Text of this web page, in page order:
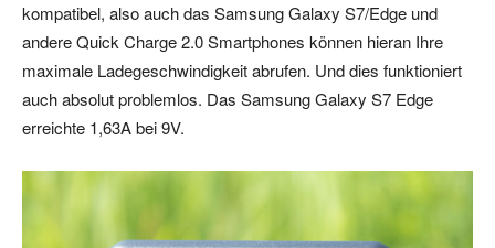
kompatibel, also auch das Samsung Galaxy S7/Edge und
andere Quick Charge 2.0 Smartphones können hieran Ihre
maximale Ladegeschwindigkeit abrufen. Und dies funktioniert
auch absolut problemlos. Das Samsung Galaxy S7 Edge
erreichte 1,63A bei 9V.